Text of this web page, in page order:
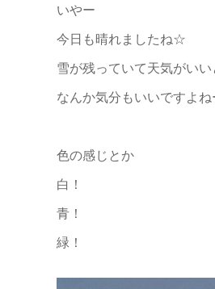
いやー
今日も晴れましたね☆
雪が残っていて天気がい
なんか気分もいいですよ
色の感じとか
白！
青！
緑！